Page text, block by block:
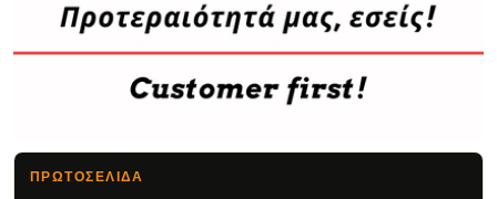
ΠΡΩΤΟΣΈΛΙΔΑ